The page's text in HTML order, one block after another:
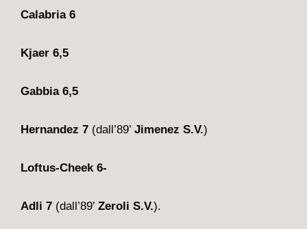
Calabria 6
Kjaer 6,5
Gabbia 6,5
Hernandez 7 (dall’89’ Jimenez S.V.)
Loftus-Cheek 6-
Adli 7 (dall’89’ Zeroli S.V.).